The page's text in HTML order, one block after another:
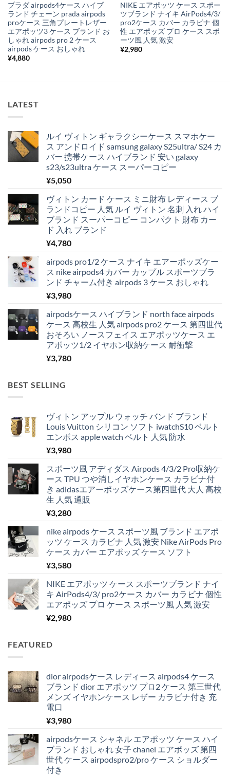
プラダ airpods4ケース ハイブ
ランド チェーン prada airpods
proケース 三角プレートレザー
エアポッツ3 ケース ブランド お
しゃれ airpods pro 2 ケース
airpods ケース おしゃれ
¥4,880
NIKE エアポッツ ケース スポー
ツブランド ナイキ AirPods4/3/
pro2ケース カバー カラビナ 個
性 エアポッズ プロ ケース スポ
ーツ風 人気 激安
¥2,980
LATEST
ルイ ヴィトン ギャラクシーケース スマホケー
ス アンドロイド samsung galaxy S25ultra/ S24 カ
バー 携帯ケース ハイブランド 安い galaxy
s23/s23ultra ケース スーパーコピー
¥5,050
ヴィトン カード ケース ミニ財布 レディース ブ
ランドコピー 人気 ルイ ヴィトン 名刺 入れ ハイ
ブランド スーパーコピー コンパクト 財布 カー
ド 入れ ブランド
¥4,780
airpods pro1/2 ケース ナイキ エアーポッズケー
ス nike airpods4 カバー カップル スポーツブラ
ンド チャーム付き airpods 3 ケース おしゃれ
¥3,980
airpodsケース ハイブランド north face airpods
ケース 高校生 人気 airpods pro2 ケース 第四世代
おそろい ノースフェイス エアポッツケース エ
アポッツ1/2 イヤホン収納ケース 耐衝撃
¥3,780
BEST SELLING
ヴィトン アップル ウォッチ バンド ブランド
Louis Vuitton シリコン ソフト iwatchS10 ベルト
エンボス apple watch ベルト 人気 防水
¥3,980
スポーツ風 アディダス Airpods 4/3/2 Pro収納ケ
ース TPU つや消しイヤホンケース カラビナ付
き adidasエアーポッズケース第四世代 大人 高校
生 人気 通販
¥3,280
nike airpods ケース スポーツ風 ブランド エアポ
ッツ ケース カラビナ 人気 激安 Nike AirPods Pro
ケース カバー エアポッズ ケース ソフト
¥3,580
NIKE エアポッツ ケース スポーツブランド ナイ
キ AirPods4/3/ pro2ケース カバー カラビナ 個性
エアポッズ プロ ケース スポーツ風 人気 激安
¥2,980
FEATURED
dior airpodsケース レディース airpods4 ケース
ブランド dior エアポッツ プロ2 ケース 第三世代
メンズ イヤホンケース レザー カラビナ付き 充
電口
¥3,980
airpodsケース シャネル エアポッツ ケース ハイ
ブランド おしゃれ 女子 chanel エアポッズ 第四
世代 ケース airpodspro2/pro ケース ショルダー
付き